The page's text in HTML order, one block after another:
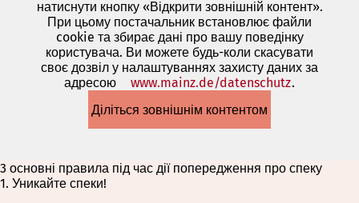
натиснути кнопку «Відкрити зовнішній контент».
При цьому постачальник встановлює файли
cookie та збирає дані про вашу поведінку
користувача. Ви можете будь-коли скасувати
своє дозвіл у налаштуваннях захисту даних за
адресою
www.mainz.de/datenschutz.
Діліться зовнішнім контентом
3 основні правила під час дії попередження про спеку
1. Уникайте спеки!